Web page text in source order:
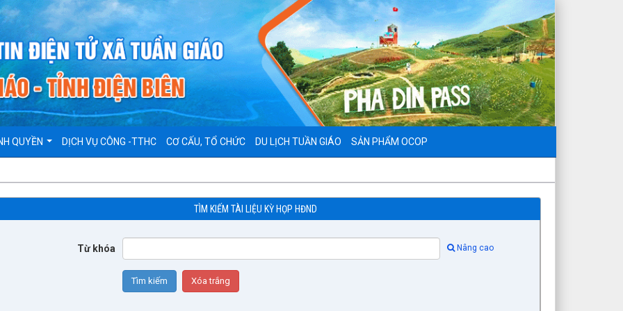
QUYỀN DỊCH VỤ CÔNG -TTHC CƠ CẤU, TỔ CHỨC DU LỊCH TUẦN GIÁO SẢN PHẨM OCOP
TÌM KIẾM TÀI LIỆU KỲ HỌP HĐND
Từ khóa Nâng cao